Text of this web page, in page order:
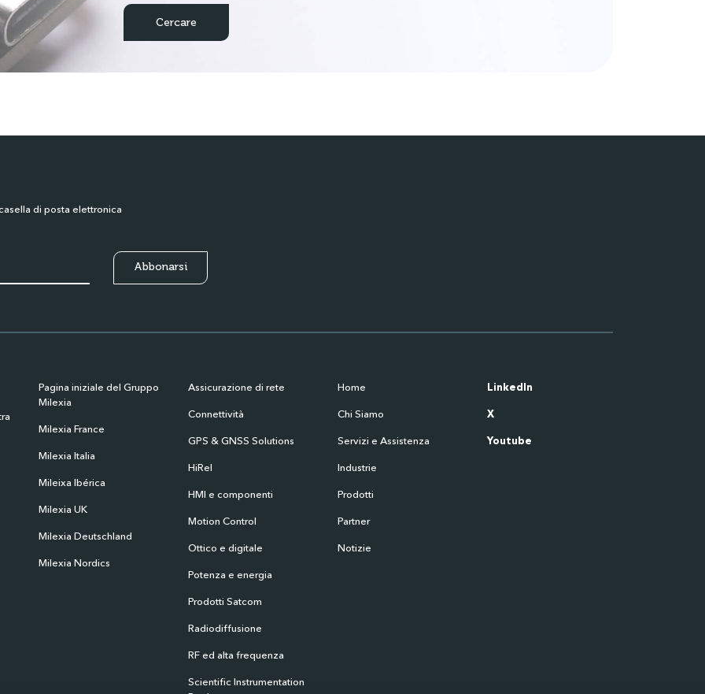
di posta elettronica
Pagina iniziale del Gruppo
Milexia
Milexia France
Milexia Italia
Mileixa Ibérica
Milexia UK
Milexia Deutschland
Milexia Nordics
Assicurazione di rete
Connettività
GPS & GNSS Solutions
HiRel
HMI e componenti
Motion Control
Ottico e digitale
Potenza e energia
Prodotti Satcom
Radiodiffusione
RF ed alta frequenza
Scientific Instrumentation
Home
Chi Siamo
Servizi e Assistenza
Industrie
Prodotti
Partner
Notizie
LinkedIn
X
Youtube